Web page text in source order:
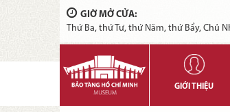
GIỜ MỞ CỬA:
Thứ Ba, thứ Tư, thứ Năm, thứ Bẩy, Chủ
GIỚI THIỆU